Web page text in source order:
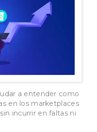
a entender como
en los marketplaces
incurrir en faltas ni